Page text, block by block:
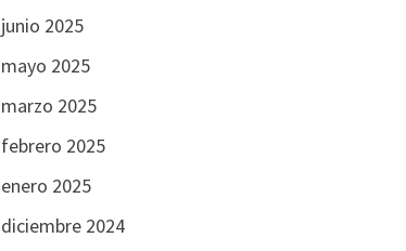
junio 2025
mayo 2025
marzo 2025
febrero 2025
enero 2025
diciembre 2024